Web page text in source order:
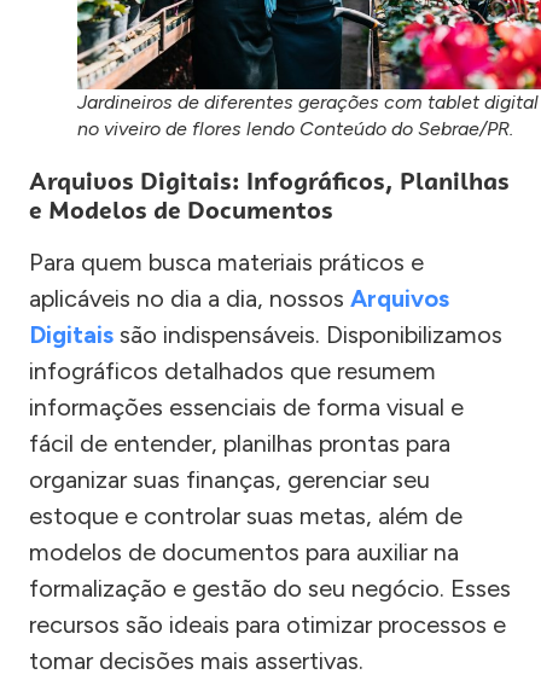
Jardineiros de diferentes gerações com tablet digital
no viveiro de flores lendo Conteúdo do Sebrae/PR.
Arquivos Digitais: Infográficos, Planilhas
e Modelos de Documentos
Para quem busca materiais práticos e
aplicáveis no dia a dia, nossos Arquivos
Digitais são indispensáveis. Disponibilizamos
infográficos detalhados que resumem
informações essenciais de forma visual e
fácil de entender, planilhas prontas para
organizar suas finanças, gerenciar seu
estoque e controlar suas metas, além de
modelos de documentos para auxiliar na
formalização e gestão do seu negócio. Esses
recursos são ideais para otimizar processos e
tomar decisões mais assertivas.